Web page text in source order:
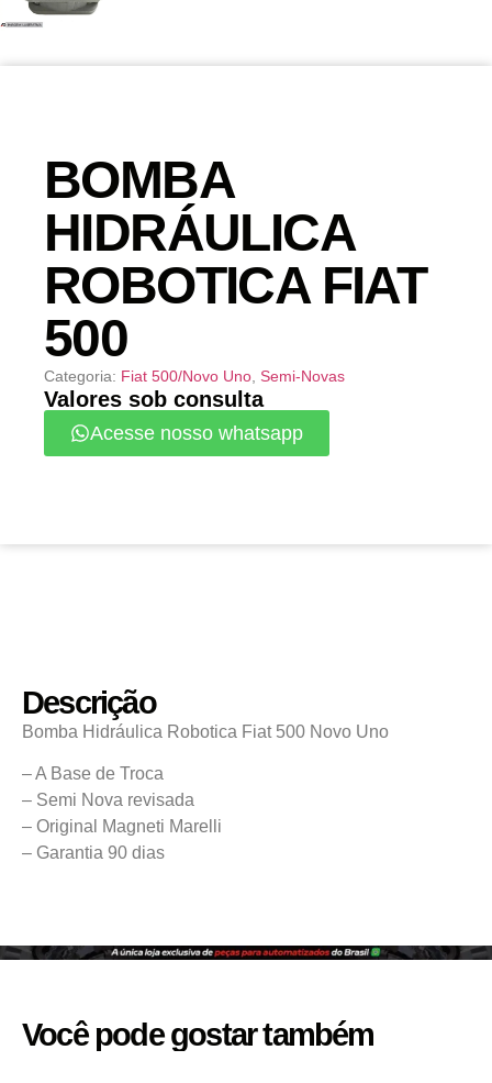
BOMBA
HIDRÁULICA
ROBOTICA FIAT
500
Categoria: Fiat 500/Novo Uno Semi-Novas
Valores sob consulta
Acesse nosso whatsapp
Descrição
Bomba Hidráulica Robotica Fiat 500 Novo Uno
– A Base de Troca
– Semi Nova revisada
– Original Magneti Marelli
– Garantia 90 dias
Você pode gostar também